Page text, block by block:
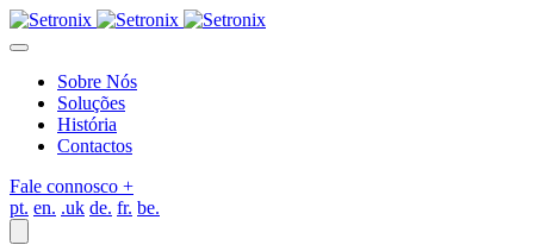
Pular
para
conteúdoSobre Nós
Soluções
História
Contactos
Fale connosco +
pt. en. .uk de. fr. be.